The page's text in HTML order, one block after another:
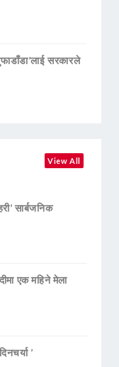
सरकारले
View All
सार्बजनिक
एक महिने मेला
’